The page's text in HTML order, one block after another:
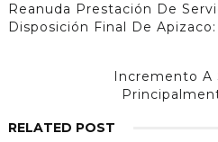
Reanuda Prestación De
Disposición Final De Apizaco:
Incremento A
RELATED POST